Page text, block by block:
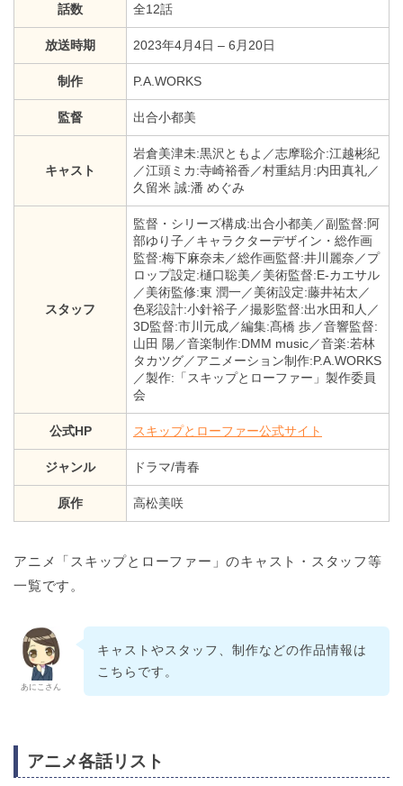
話数 全12話
放送時期 2023年4月4日 – 6月20日
制作 P.A.WORKS
監督 出合小都美
キャスト
岩倉美津未:黒沢ともよ／志摩聡介:江越彬紀
／江頭ミカ:寺崎裕香／村重結月:内田真礼／
久留米 誠:潘 めぐみ
スタッフ
監督・シリーズ構成:出合小都美／副監督:阿
部ゆり子／キャラクターデザイン・総作画
監督:梅下麻奈未／総作画監督:井川麗奈／プ
ロップ設定:樋口聡美／美術監督:E-カエサル
／美術監修:東 潤一／美術設定:藤井祐太／
色彩設計:小針裕子／撮影監督:出水田和人／
3D監督:市川元成／編集:髙橋 歩／音響監督:
山田 陽／音楽制作:DMM music／音楽:若林
タカツグ／アニメーション制作:P.A.WORKS
／製作:「スキップとローファー」製作委員
会
公式HP スキップとローファー公式サイト
ジャンル ドラマ/青春
原作 高松美咲
アニメ「スキップとローファー」のキャスト・スタッフ等
一覧です。
あにこさん
キャストやスタッフ、制作などの作品情報は
こちらです。
アニメ各話リスト